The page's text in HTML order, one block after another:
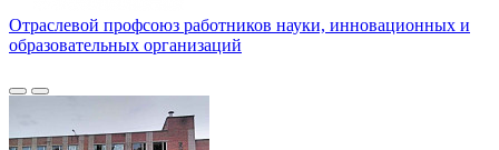
Отраслевой профсоюз работников науки, инновационных и
образовательных организаций